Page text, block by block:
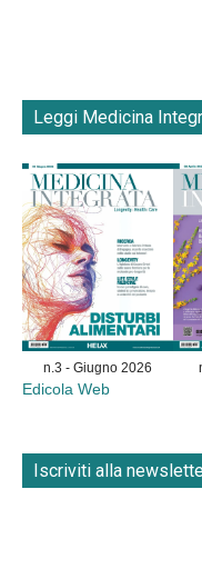
Leggi Medicina
n.3 - Giugno 2026
Edicola Web
Iscriviti alla